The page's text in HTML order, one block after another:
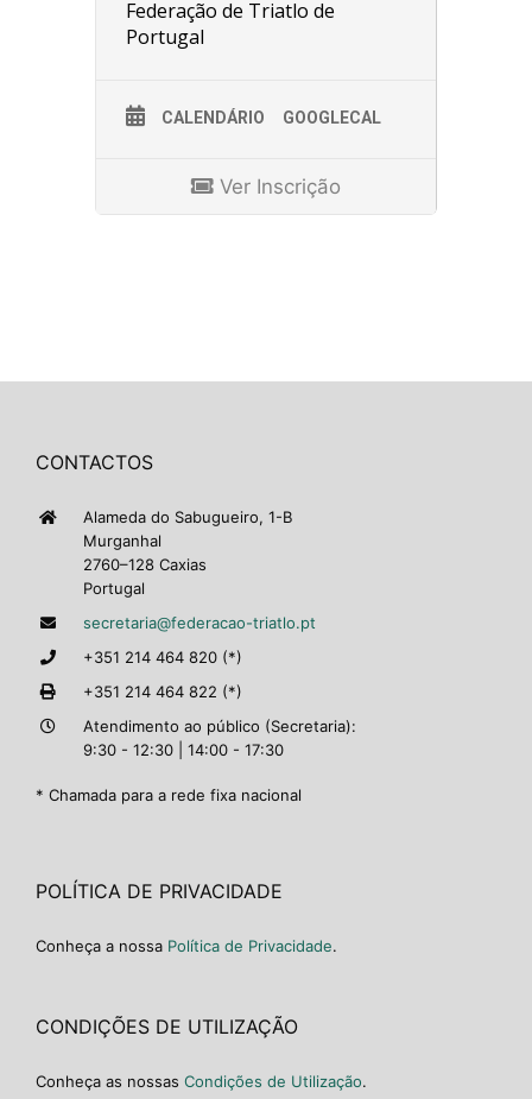
Federação de Triatlo de
Portugal
CALENDÁRIO GOOGLECAL
Ver Inscrição
CONTACTOS
Alameda do Sabugueiro, 1-B
Murganhal
2760–128 Caxias
Portugal
secretaria@federacao-triatlo.pt
+351 214 464 820 (*)
+351 214 464 822 (*)
Atendimento ao público (Secretaria):
9:30 - 12:30 | 14:00 - 17:30
* Chamada para a rede fixa nacional
POLÍTICA DE PRIVACIDADE
Conheça a nossa Política de Privacidade.
CONDIÇÕES DE UTILIZAÇÃO
Conheça as nossas Condições de Utilização.